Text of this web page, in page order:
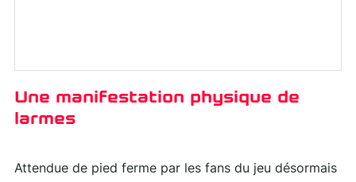
Une manifestation physique de
larmes
Attendue de pied ferme par les fans du jeu désormais